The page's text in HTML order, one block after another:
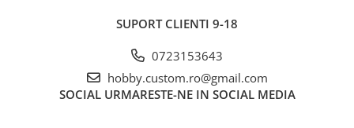
SUPORT CLIENTI 9-18
0723153643
hobby.custom.ro@gmail.com
SOCIAL URMARESTE-NE IN SOCIAL MEDIA